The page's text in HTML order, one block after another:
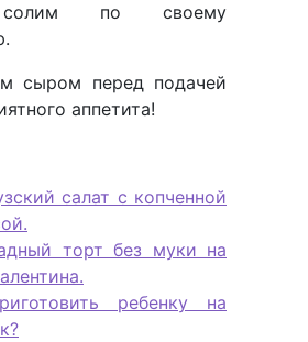
солим по своему
сыром перед подачей
аппетита!
салат с копченной
торт без муки на
ребенку на